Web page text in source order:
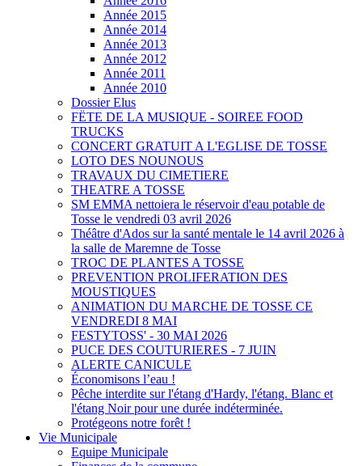
Année 2015
Année 2014
Année 2013
Année 2012
Année 2011
Année 2010
Dossier Elus
FËTE DE LA MUSIQUE - SOIREE FOOD
TRUCKS
CONCERT GRATUIT A L'EGLISE DE TOSSE
LOTO DES NOUNOUS
TRAVAUX DU CIMETIERE
THEATRE A TOSSE
SM EMMA nettoiera le réservoir d'eau potable de
Tosse le vendredi 03 avril 2026
Théâtre d'Ados sur la santé mentale le 14 avril 2026 à
la salle de Maremne de Tosse
TROC DE PLANTES A TOSSE
PREVENTION PROLIFERATION DES
MOUSTIQUES
ANIMATION DU MARCHE DE TOSSE CE
VENDREDI 8 MAI
FESTYTOSS' - 30 MAI 2026
PUCE DES COUTURIERES - 7 JUIN
ALERTE CANICULE
Économisons l’eau !
Pêche interdite sur l'étang d'Hardy, l'étang. Blanc et
l'étang Noir pour une durée indéterminée.
Protégeons notre forêt !
Vie Municipale
Equipe Municipale